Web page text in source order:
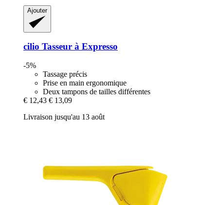
Ajouter
cilio Tasseur à Expresso
-5%
Tassage précis
Prise en main ergonomique
Deux tampons de tailles différentes
€ 12,43 € 13,09
Livraison jusqu'au 13 août